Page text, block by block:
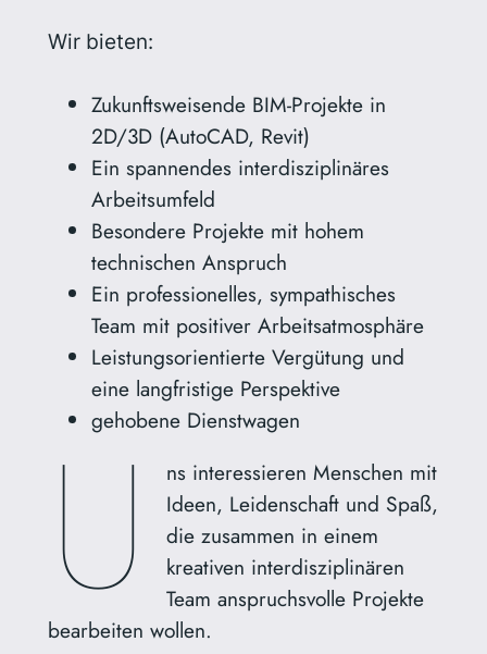
Wir bieten:
Zukunftsweisende BIM-Projekte in
2D/3D (AutoCAD, Revit)
Ein spannendes interdisziplinäres
Arbeitsumfeld
Besondere Projekte mit hohem
technischen Anspruch
Ein professionelles, sympathisches
Team mit positiver Arbeitsatmosphäre
Leistungsorientierte Vergütung und
eine langfristige Perspektive
gehobene Dienstwagen
U
ns interessieren Menschen mit
Ideen, Leidenschaft und Spaß,
die zusammen in einem
kreativen interdisziplinären
Team anspruchsvolle Projekte
bearbeiten wollen.